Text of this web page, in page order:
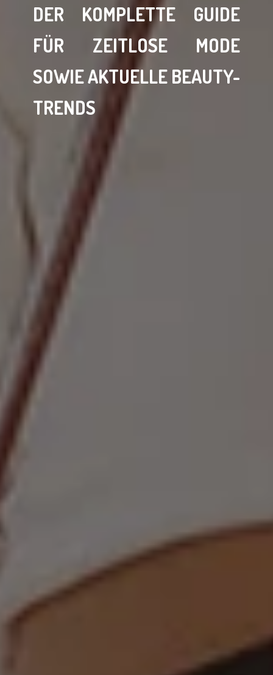
DER KOMPLETTE GUIDE
FÜR ZEITLOSE MODE
SOWIE AKTUELLE BEAUTY-
TRENDS